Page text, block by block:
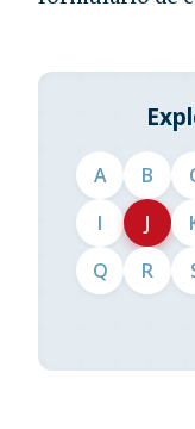
A B
I
J
Q
R